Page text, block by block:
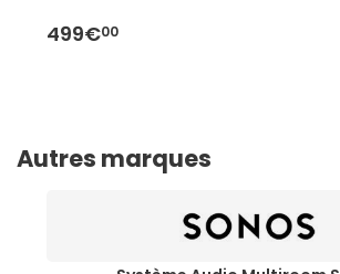
499€00
Autres marques